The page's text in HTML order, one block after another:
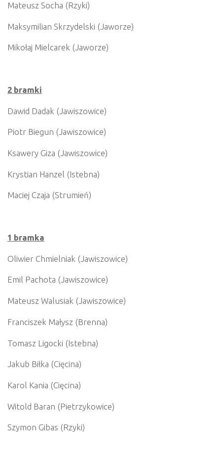
Mateusz Socha (Rzyki)
Maksymilian Skrzydelski (Jaworze)
Mikołaj Mielcarek (Jaworze)
2 bramki
Dawid Dadak (Jawiszowice)
Piotr Biegun (Jawiszowice)
Ksawery Giza (Jawiszowice)
Krystian Hanzel (Istebna)
Maciej Czaja (Strumień)
1 bramka
Oliwier Chmielniak (Jawiszowice)
Emil Pachota (Jawiszowice)
Mateusz Walusiak (Jawiszowice)
Franciszek Małysz (Brenna)
Tomasz Ligocki (Istebna)
Jakub Biłka (Cięcina)
Karol Kania (Cięcina)
Witold Baran (Pietrzykowice)
Szymon Gibas (Rzyki)